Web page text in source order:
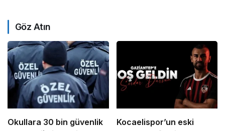
Göz Atın
Okullara 30 bin güvenlik
Kocaelispor’un eski